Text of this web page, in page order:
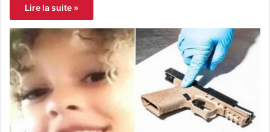
Lire la suite »